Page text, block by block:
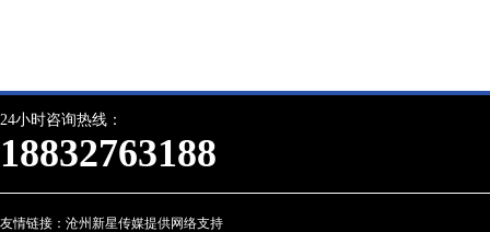
24小时咨询热线：
18832763188
友情链接： 沧州新星传媒提供网络支持